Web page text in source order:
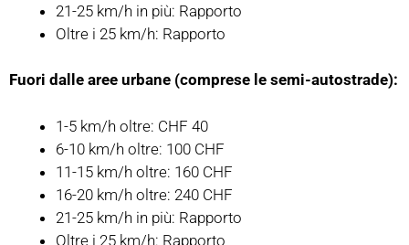
21-25 km/h in più: Rapporto
Oltre i 25 km/h: Rapporto
Fuori dalle aree urbane (comprese le semi-autostrade):
1-5 km/h oltre: CHF 40
6-10 km/h oltre: 100 CHF
11-15 km/h oltre: 160 CHF
16-20 km/h oltre: 240 CHF
21-25 km/h in più: Rapporto
Oltre i 25 km/h: Rapporto